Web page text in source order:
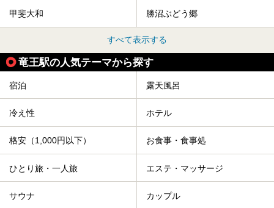
甲斐大和 勝沼ぶどう郷
すべて表示する
竜王駅の人気テーマから探す
宿泊 露天風呂
冷え性 ホテル
格安（1,000円以下） お食事・食事処
ひとり旅・一人旅 エステ・マッサージ
サウナ カップル